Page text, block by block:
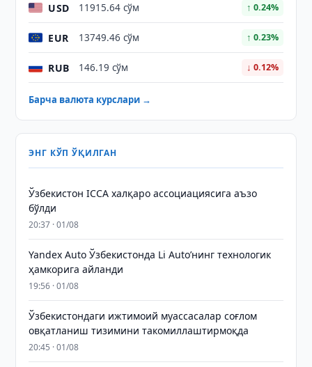
USD 11915.64 сўм ↑ 0.24%
EUR 13749.46 сўм ↑ 0.23%
RUB 146.19 сўм ↓ 0.12%
Барча валюта курслари →
ЭНГ КЎП ЎҚИЛГАН
Ўзбекистон ICCA халқаро ассоциациясига аъзо
бўлди
20:37 · 01/08
Yandex Auto Ўзбекистонда Li Auto’нинг технологик
ҳамкорига айланди
19:56 · 01/08
Ўзбекистондаги ижтимоий муассасалар соғлом
овқатланиш тизимини такомиллаштирмоқда
20:45 · 01/08